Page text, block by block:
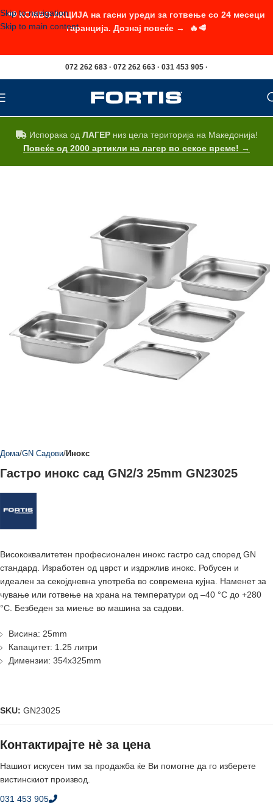
Skip to navigation
Skip to main content
072 262 683 · 072 262 663 · 031 453 905 ·
Испорака од ЛАГЕРниз цела територија на Македонија!
Повеќе од 2000 артикли на лагер во секое време! →
Дома GN Садови Инокс
Гастро инокс сад GN2/3 25mm GN23025
Висококвалитетен професионален инокс гастро сад според GN
стандард. Изработен од цврст и издржлив инокс. Робусен и
идеален за секојдневна употреба во современа кујна. Наменет за
чување или готвење на храна на температури од –40 °C до +280
°C. Безбеден за миење во машина за садови.
Висина: 25mm
Капацитет: 1.25 литри
Димензии: 354x325mm
SKU: GN23025
Контактирајте нè за цена
Нашиот искусен тим за продажба ќе Ви помогне да го изберете
вистинскиот производ.
031 453 905
📢 КОМБО АКЦИЈА на гасни уреди за готвење со 24 месеци
гаранција. Дознај повеќе → 🔥🥩